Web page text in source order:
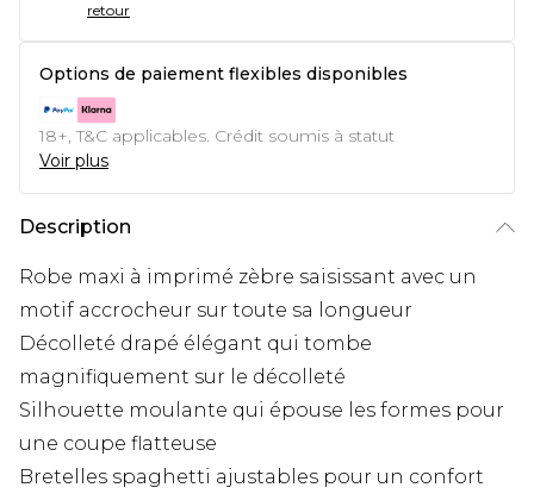
retour
Options de paiement flexibles disponibles
18+, T&C applicables. Crédit soumis à statut
Voir plus
Description
Robe maxi à imprimé zèbre saisissant avec un
motif accrocheur sur toute sa longueur
Décolleté drapé élégant qui tombe
magnifiquement sur le décolleté
Silhouette moulante qui épouse les formes pour
une coupe flatteuse
Bretelles spaghetti ajustables pour un confort